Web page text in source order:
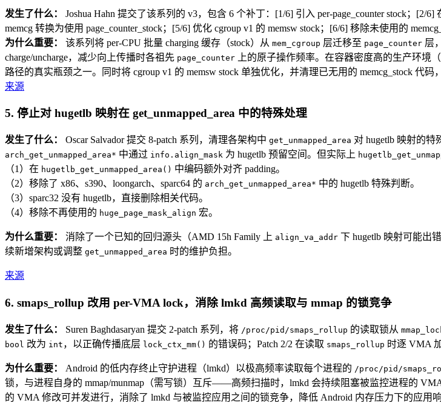
发生了什么：
Joshua Hahn 提交了该系列的 v3，包含 6 个补丁：[1/6] 引入 per-page_counter stock；[2/6]
memcg 转换为使用 page_counter_stock；[5/6] 优化 cgroup v1 的 memsw stock；[6/6] 移除未使用的
为什么重要：
该系列将 per-CPU 批量 charging 缓存（stock）从 mem_cgroup 层迁移至 page_counter 层
charge/uncharge，减少向上传播时各祖先 page_counter 上的原子操作频率。在容器密度高的生产环境（
路径的真实瓶颈之一。同时将 cgroup v1 的 memsw stock 单独优化，并清理已无用的 memcg_stock 代码
来源
5. 停止对 hugetlb 映射在 get_unmapped_area 中的特殊处理
发生了什么： Oscar Salvador 提交 8-patch 系列，清理各架构中 get_unmapped_area 对 hugetlb 映射的特
arch_get_unmapped_area* 中通过 info.align_mask 为 hugetlb 预留空间。但实际上
（1）在 hugetlb_get_unmapped_area() 中编码额外对齐 padding。
（2）移除了 x86、s390、loongarch、sparc64 的 arch_get_unmapped_area* 中的 hugetlb 特殊判断。
（3）sparc32 没有 hugetlb，直接删除相关代码。
（4）移除不再使用的 huge_page_mask_align 宏。
为什么重要： 消除了一个已知的回归源头（AMD 15h Family 上 align_va_addr 下 hugetlb 映射可能出
续新增架构或调整 get_unmapped_area 时的维护负担。
来源
6. smaps_rollup 改用 per-VMA lock，消除 lmkd 高频读取与 mmap 的锁竞争
发生了什么： Suren Baghdasaryan 提交 2-patch 系列，将 /proc/pid/smaps_rollup 的读取锁从
bool 改为 int ，以正确传播底层 lock_ctx_mm() 的错误码；Patch 2/2 在读取 smaps_rollup 时逐 VMA
为什么重要： Android 的低内存终止守护进程（lmkd）以极高频率读取每个进程的 /proc/pid/
锁，与进程自身的 mmap/munmap（需写锁）互斥——高频扫描时，lmkd 会持续阻塞被监控进程的
的 VMA 修改可并发进行，消除了 lmkd 与被监控应用之间的锁竞争，降低 Android 内存压力下的应用响